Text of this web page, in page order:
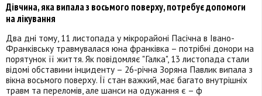
Дівчина, яка випала з восьмого поверху, потребує допомоги
на лікування
Два дні тому, 11 листопада у мікрорайоні Пасічна в Івано-
Франківську травмувалася юна франківка – потрібні донори на
порятунок її життя. Як повідомляє "Галка", 13 листопада стали
відомі обставини інциденту – 26-річна Зоряна Павлик випала з
вікна восьмого поверху. Її стан важкий, має багато внутрішніх
травм та переломів, але шанси на одужання є – ф